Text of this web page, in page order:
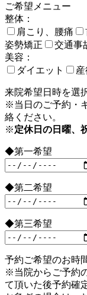
ご希望メニュー
整体：
肩こり、腰痛
姿勢矯正
交通事
美容：
ダイエット
来院希望日時を選
※当日のご予約・
絡ください。
※定休日の日曜、
◆第一希望
◆第二希望
◆第三希望
予約ご希望のお時
※当院からご予約
て頂いた後予約確